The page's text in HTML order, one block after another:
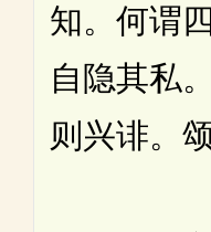
知。何谓
自隐其私
则兴诽。